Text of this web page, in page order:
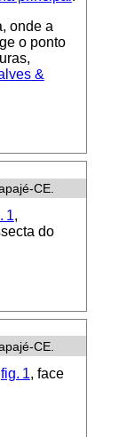
onde a
o ponto
&
CE.
1,
do
CE.
fig. 1, face